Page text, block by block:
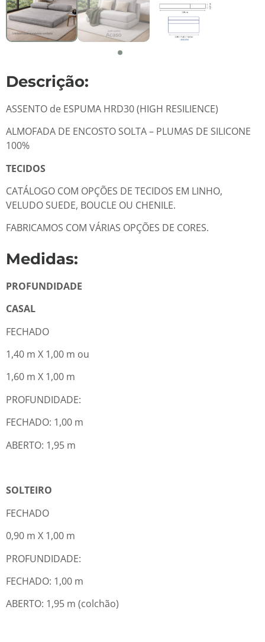
Descrição:
ASSENTO de ESPUMA HRD30 (HIGH RESILIENCE)
ALMOFADA DE ENCOSTO SOLTA – PLUMAS DE SILICONE
100%
TECIDOS
CATÁLOGO COM OPÇÕES DE TECIDOS EM LINHO,
VELUDO SUEDE, BOUCLE OU CHENILE.
FABRICAMOS COM VÁRIAS OPÇÕES DE CORES.
Medidas:
PROFUNDIDADE
CASAL
FECHADO
1,40 m X 1,00 m ou
1,60 m X 1,00 m
PROFUNDIDADE:
FECHADO: 1,00 m
ABERTO: 1,95 m
SOLTEIRO
FECHADO
0,90 m X 1,00 m
PROFUNDIDADE:
FECHADO: 1,00 m
ABERTO: 1,95 m (colchão)